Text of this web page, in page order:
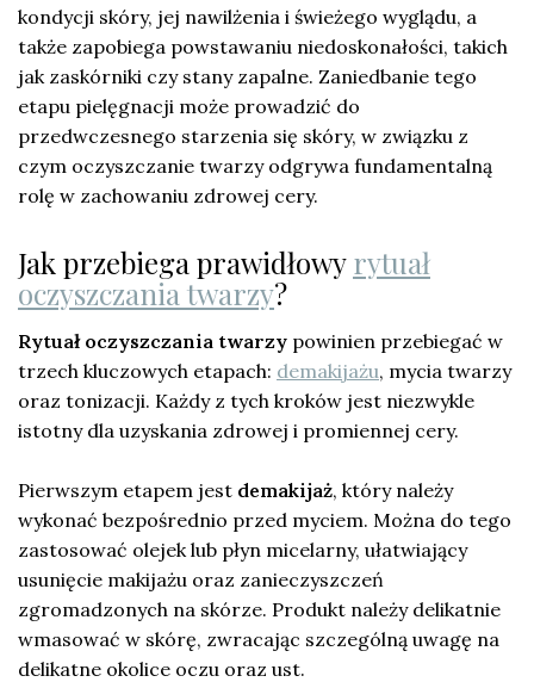
kondycji skóry, jej nawilżenia i świeżego wyglądu, a
także zapobiega powstawaniu niedoskonałości, takich
jak zaskórniki czy stany zapalne. Zaniedbanie tego
etapu pielęgnacji może prowadzić do
przedwczesnego starzenia się skóry, w związku z
czym oczyszczanie twarzy odgrywa fundamentalną
rolę w zachowaniu zdrowej cery.
Jak przebiega prawidłowyrytuał
oczyszczania twarzy?
Rytuał oczyszczania twarzy powinien przebiegać w
trzech kluczowych etapach: demakijażu, mycia twarzy
oraz tonizacji. Każdy z tych kroków jest niezwykle
istotny dla uzyskania zdrowej i promiennej cery.
Pierwszym etapem jest demakijaż, który należy
wykonać bezpośrednio przed myciem. Można do tego
zastosować olejek lub płyn micelarny, ułatwiający
usunięcie makijażu oraz zanieczyszczeń
zgromadzonych na skórze. Produkt należy delikatnie
wmasować w skórę, zwracając szczególną uwagę na
delikatne okolice oczu oraz ust.